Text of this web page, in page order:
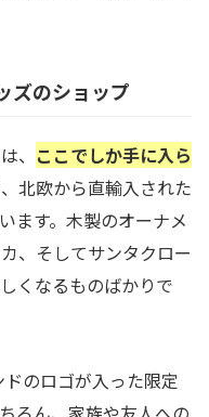
ズのショップ
、 ここでしか手に入ら
北欧から直輸入された
ます。木製のオーナメ
、そしてサンタクロー
くなるものばかりで
のロゴが入った限定